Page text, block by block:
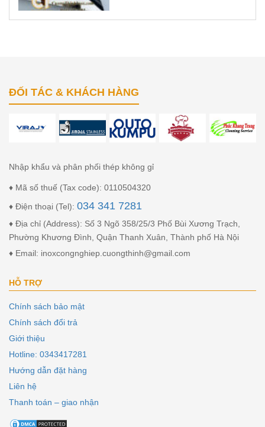
ĐỐI TÁC & KHÁCH HÀNG
Nhập khẩu và phân phối thép không gỉ
♦ Mã số thuế (Tax code): 0110504320
♦ Điện thoại (Tel): 034 341 7281
♦ Địa chỉ (Address): Số 3 Ngõ 358/25/3 Phố Bùi Xương Trạch,
Phường Khương Đình, Quận Thanh Xuân, Thành phố Hà Nội
♦ Email: inoxcongnghiep.cuongthinh@gmail.com
HỖ TRỢ
Chính sách bảo mật
Chính sách đổi trả
Giới thiệu
Hotline: 0343417281
Hướng dẫn đặt hàng
Liên hệ
Thanh toán – giao nhận